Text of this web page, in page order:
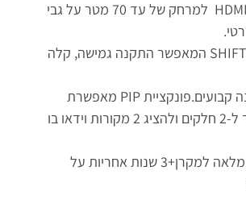
הרחקת כבילת HDMI למרחק של עד 70 מטר על גבי
עדשה הכוללת SHIFT המאפשר התקנה גמישה, קלה
מגוון מצבי תמונה קבועים.פונקציית PIP מאפשרת
לפצל את המסך ל-2 חלקים ולהציג 2 מקורות וידאו בו
5 שנות אחריות מלאה למקרן+3 שנות אחריות על